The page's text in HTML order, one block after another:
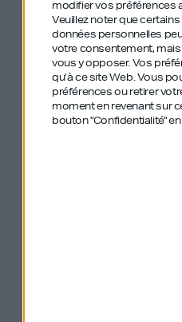
modifier vos préférences
Veuillez noter que
données personnelles
votre consentement,
vous y opposer. Vos
qu’à ce site Web. Vous
préférences ou retirer
moment en revenant sur
bouton "Confidentialité"
il explique comment, au
trouver une famille dans
“Le plus important
l’équipe. Sans